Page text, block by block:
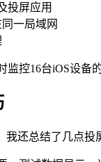
投屏应用
一局域网
控16台iOS设备
我还总结了几点